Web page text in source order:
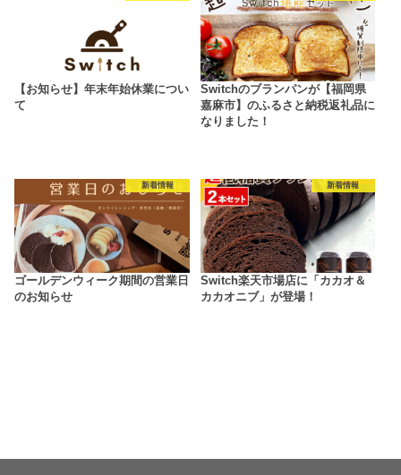
【お知らせ】年末年始休業につい
て
Switchのブランパンが【福岡県
嘉麻市】のふるさと納税返礼品に
なりました！
新着情報
ゴールデンウィーク期間の営業日
のお知らせ
新着情報
Switch楽天市場店に「カカオ＆
カカオニブ」が登場！